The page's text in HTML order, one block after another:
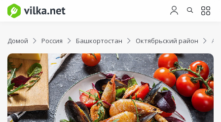
Домой Россия Башкортостан Октябрьский район